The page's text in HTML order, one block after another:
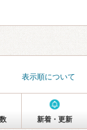
表示順について
新着・更新